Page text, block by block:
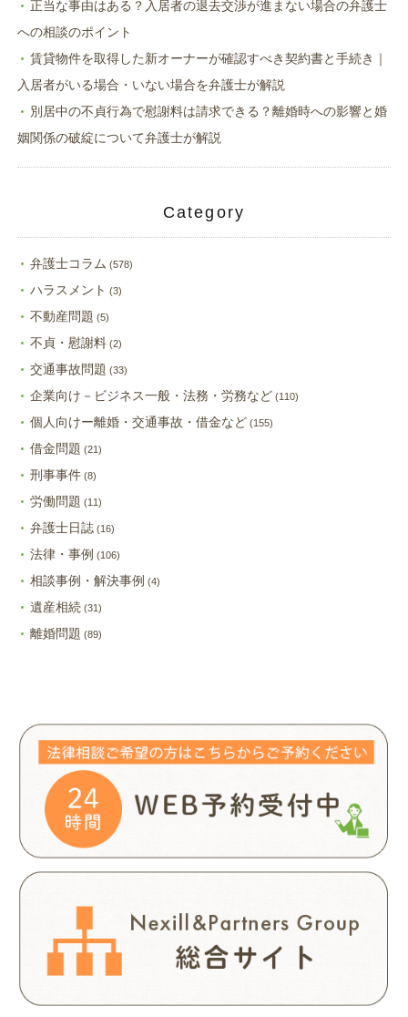
正当な事由はある？入居者の退去交渉が進まない場合の弁護士
への相談のポイント
賃貸物件を取得した新オーナーが確認すべき契約書と手続き｜
入居者がいる場合・いない場合を弁護士が解説
別居中の不貞行為で慰謝料は請求できる？離婚時への影響と婚
姻関係の破綻について弁護士が解説
Category
弁護士コラム (578)
ハラスメント (3)
不動産問題 (5)
不貞・慰謝料(2)
交通事故問題 (33)
企業向け－ビジネス一般・法務・労務など (110)
個人向けー離婚・交通事故・借金など (155)
借金問題 (21)
刑事事件(8)
労働問題 (11)
弁護士日誌(16)
法律・事例 (106)
相談事例・解決事例 (4)
遺産相続(31)
離婚問題 (89)